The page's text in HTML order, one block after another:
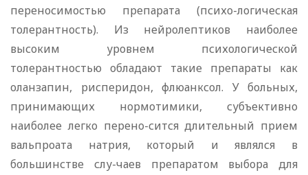
переносимостью препарата (психо-логическая
толерантность). Из нейролептиков наиболее
высоким уровнем психологической
толерантностью обладают такие препараты как
оланзапин, рисперидон, флюанксол. У больных,
принимающих нормотимики, субъективно
наиболее легко перено-сится длительный прием
вальпроата натрия, который и являлся в
большинстве слу-чаев препаратом выбора для